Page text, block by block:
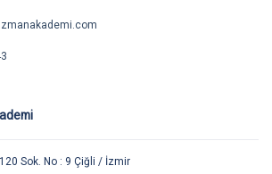
Sok. No : 9 Çiğli / İzmir